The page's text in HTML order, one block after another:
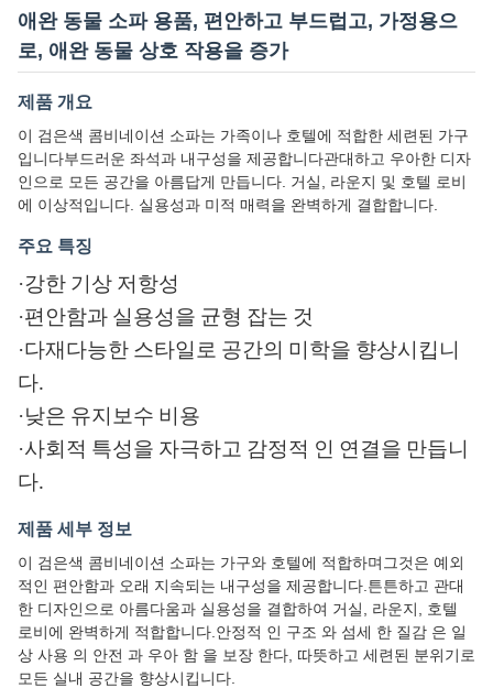
애완 동물 소파 용품, 편안하고 부드럽고, 가정용으
로, 애완 동물 상호 작용을 증가
제품 개요
이 검은색 콤비네이션 소파는 가족이나 호텔에 적합한 세련된 가구
입니다부드러운 좌석과 내구성을 제공합니다관대하고 우아한 디자
인으로 모든 공간을 아름답게 만듭니다. 거실, 라운지 및 호텔 로비
에 이상적입니다. 실용성과 미적 매력을 완벽하게 결합합니다.
주요 특징
·강한 기상 저항성
·편안함과 실용성을 균형 잡는 것
·다재다능한 스타일로 공간의 미학을 향상시킵니
다.
·낮은 유지보수 비용
·사회적 특성을 자극하고 감정적 인 연결을 만듭니
다.
제품 세부 정보
이 검은색 콤비네이션 소파는 가구와 호텔에 적합하며그것은 예외
적인 편안함과 오래 지속되는 내구성을 제공합니다.튼튼하고 관대
한 디자인으로 아름다움과 실용성을 결합하여 거실, 라운지, 호텔
로비에 완벽하게 적합합니다.안정적 인 구조 와 섬세 한 질감 은 일
상 사용 의 안전 과 우아 함 을 보장 한다, 따뜻하고 세련된 분위기로
모든 실내 공간을 향상시킵니다.